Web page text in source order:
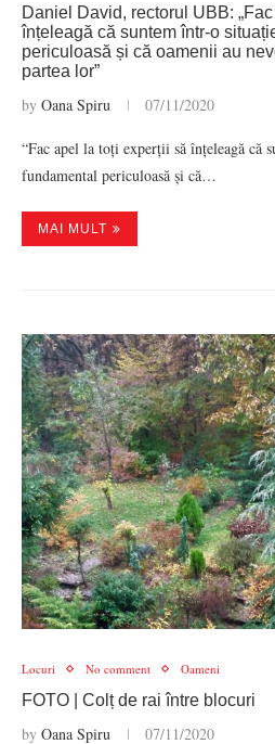
Daniel David, rectorul UBB:
înțeleagă că suntem într-o
periculoasă și că oamenii au
partea lor”
by Oana Spiru 07/11/2020
“Fac apel la toți experții să înțeleagă că
fundamental periculoasă și că…
MAI MULT
Locuri No comment Oameni
FOTO | Colț de rai între blocuri
by Oana Spiru 07/11/2020